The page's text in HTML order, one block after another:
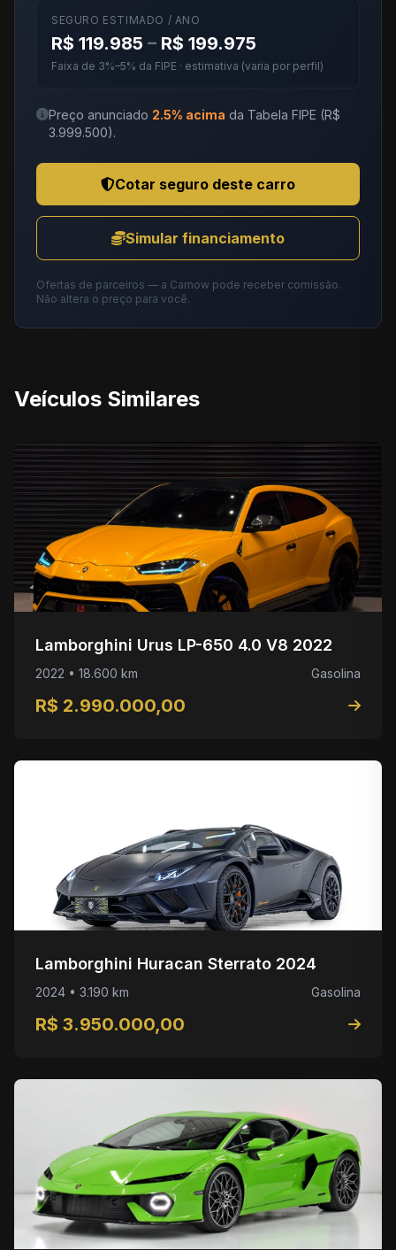
SEGURO ESTIMADO / ANO
R$ 119.985 – R$ 199.975
Faixa de 3%–5% da FIPE · estimativa (varia por perfil)
Preço anunciado 2.5% acima da Tabela FIPE (R$
3.999.500).
Cotar seguro deste carro
Simular financiamento
Ofertas de parceiros — a Carnow pode receber comissão.
Não altera o preço para você.
Veículos Similares
Lamborghini Urus LP-650 4.0 V8 2022
2022 • 18.600 km Gasolina
R$ 2.990.000,00
Lamborghini Huracan Sterrato 2024
2024 • 3.190 km Gasolina
R$ 3.950.000,00